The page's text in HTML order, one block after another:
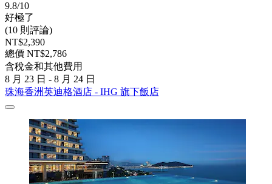
9.8/10
好極了
(10 則評論)
NT$2,390
總價 NT$2,786
含稅金和其他費用
8 月 23 日 - 8 月 24 日
珠海香洲英迪格酒店 - IHG 旗下飯店